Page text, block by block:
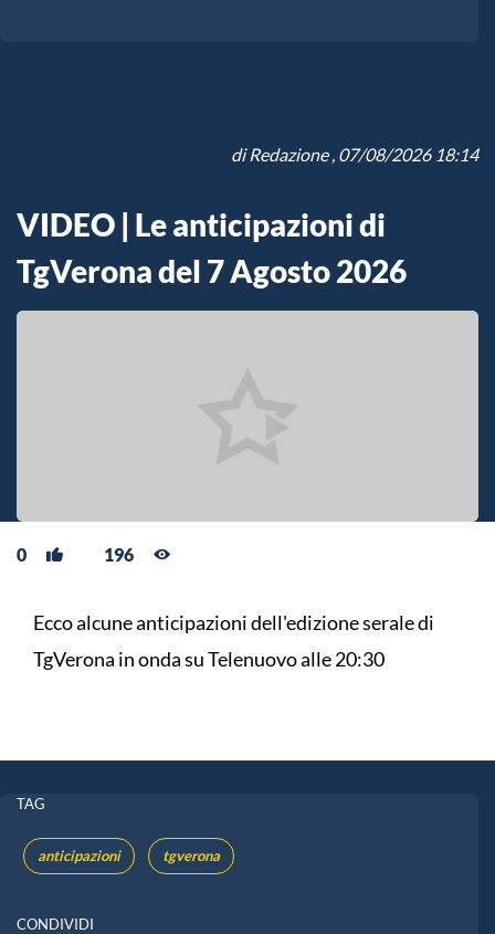
diRedazione, 07/08/2026 18:14
VIDEO | Le anticipazioni di
TgVerona del 7 Agosto 2026
0 196
Ecco alcune anticipazioni dell'edizione serale di
TgVerona in onda su Telenuovo alle 20:30
TAG
anticipazioni tgverona
CONDIVIDI